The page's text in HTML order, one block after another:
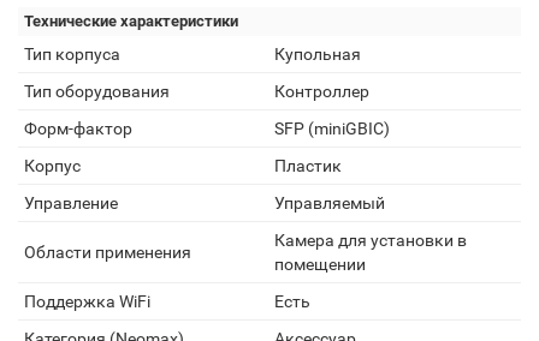
Технические характеристики
Тип корпуса
Купольная
Тип оборудования
Контроллер
Форм-фактор
SFP (miniGBIC)
Корпус
Пластик
Управление
Управляемый
Области применения
Камера для установки в
помещении
Поддержка WiFi
Есть